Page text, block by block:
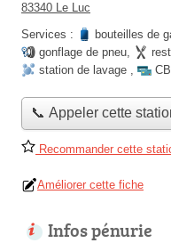
83340 Le Luc
Services :
bouteilles de
gonflage de pneu,
station de lavage ,
📞 Appeler cette
Recommander cette
Améliorer cette fiche
Infos pénurie